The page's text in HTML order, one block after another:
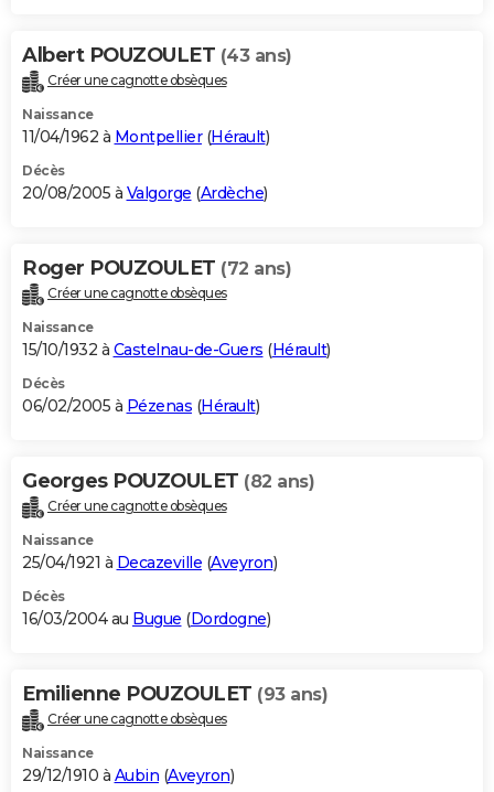
Albert POUZOULET (43 ans)
Créer une cagnotte obsèques
Naissance
11/04/1962 à Montpellier(Hérault)
Décès
20/08/2005 à Valgorge (Ardèche)
Roger POUZOULET (72 ans)
Créer une cagnotte obsèques
Naissance
15/10/1932 à Castelnau-de-Guers (Hérault)
Décès
06/02/2005 à Pézenas (Hérault)
Georges POUZOULET (82 ans)
Créer une cagnotte obsèques
Naissance
25/04/1921 à Decazeville (Aveyron)
Décès
16/03/2004 au Bugue (Dordogne)
Emilienne POUZOULET (93 ans)
Créer une cagnotte obsèques
Naissance
29/12/1910 à Aubin (Aveyron)